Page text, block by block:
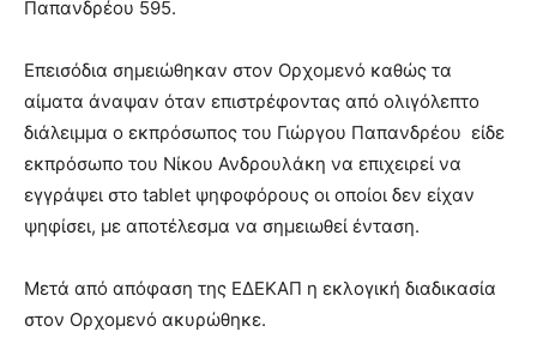
Παπανδρέου 595.
Επεισόδια σημειώθηκαν στον Ορχομενό καθώς τα
αίματα άναψαν όταν επιστρέφοντας από ολιγόλεπτο
διάλειμμα ο εκπρόσωπος του Γιώργου Παπανδρέου είδε
εκπρόσωπο του Νίκου Ανδρουλάκη να επιχειρεί να
εγγράψει στο tablet ψηφοφόρους οι οποίοι δεν είχαν
ψηφίσει, με αποτέλεσμα να σημειωθεί ένταση.
Μετά από απόφαση της ΕΔΕΚΑΠ η εκλογική διαδικασία
στον Ορχομενό ακυρώθηκε.